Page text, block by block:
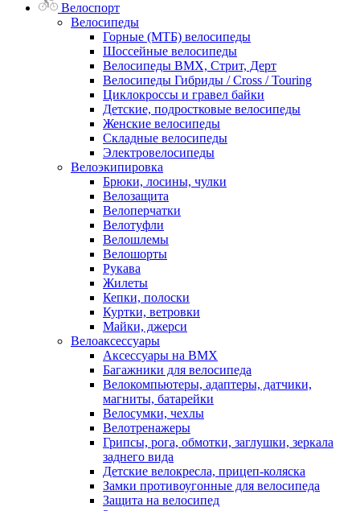
Велоспорт
Велосипеды
Горные (МТБ) велосипеды
Шоссейные велосипеды
Велосипеды BMX, Стрит, Дерт
Велосипеды Гибриды / Cross / Touring
Циклокроссы и гравел байки
Детские, подростковые велосипеды
Женские велосипеды
Складные велосипеды
Электровелосипеды
Велоэкипировка
Брюки, лосины, чулки
Велозащита
Велоперчатки
Велотуфли
Велошлемы
Велошорты
Рукава
Жилеты
Кепки, полоски
Куртки, ветровки
Майки, джерси
Велоаксессуары
Аксессуары на BMX
Багажники для велосипеда
Велокомпьютеры, адаптеры, датчики,
магниты, батарейки
Велосумки, чехлы
Велотренажеры
Грипсы, рога, обмотки, заглушки, зеркала
заднего вида
Детские велокресла, прицеп-коляска
Замки противоугонные для велосипеда
Защита на велосипед